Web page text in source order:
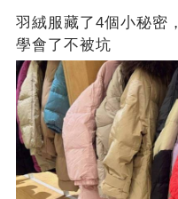
羽絨服藏了4個小秘密
學會了不被坑